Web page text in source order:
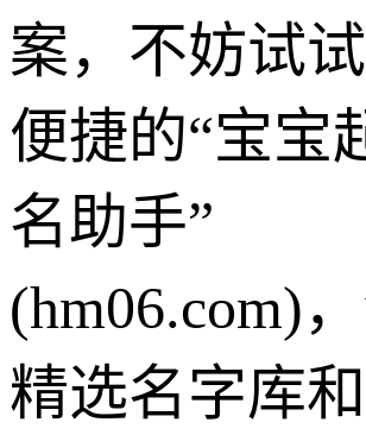
案，不妨试
便捷的“宝宝
名助手”
(hm06.com)
精选名字库